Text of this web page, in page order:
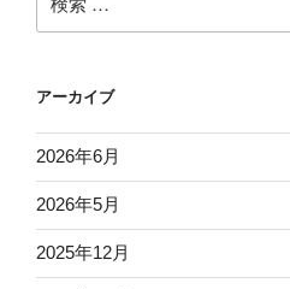
索:
アーカイブ
2026年6月
2026年5月
2025年12月